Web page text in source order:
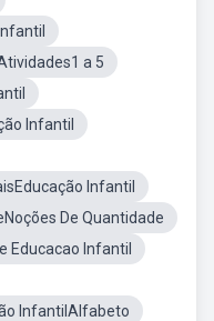
a 5
Infantil
Infantil
De Quantidade
Educacao Infantil
InfantilAlfabeto